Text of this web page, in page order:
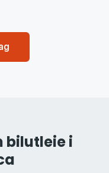
bilutleie i